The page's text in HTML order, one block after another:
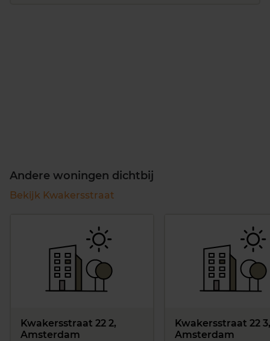
Andere woningen dichtbij
Bekijk Kwakersstraat
Kwakersstraat 22 2,
Amsterdam
Kwakersstraat 22 3,
Amsterdam